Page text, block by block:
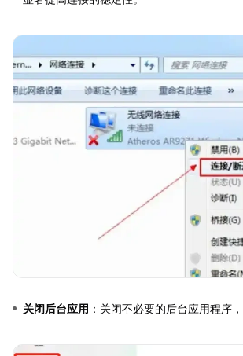
关闭后台应用 ：关闭不必要的后台应用程序